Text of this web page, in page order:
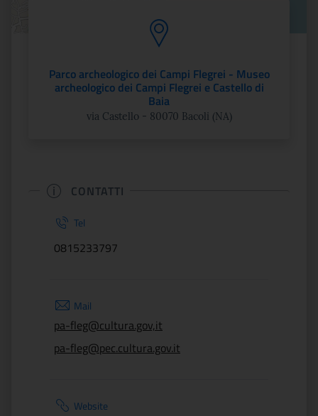
Parco archeologico dei Campi Flegrei - Museo
archeologico dei Campi Flegrei e Castello di
Baia
via Castello - 80070 Bacoli (NA)
CONTATTI
Tel
0815233797
Mail
pa-fleg@cultura.gov,it
pa-fleg@pec.cultura.gov.it
Website